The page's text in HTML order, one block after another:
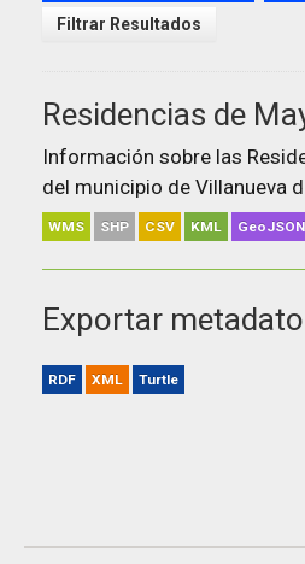
Filtrar Resultados
Residencias de
Información sobre las
del municipio de Villanueva
WMS SHP CSV KML GeoJSON
Exportar
RDF XML Turtle